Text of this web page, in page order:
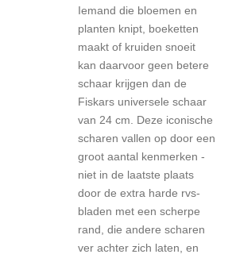
Iemand die bloemen en
planten knipt, boeketten
maakt of kruiden snoeit
kan daarvoor geen betere
schaar krijgen dan de
Fiskars universele schaar
van 24 cm. Deze iconische
scharen vallen op door een
groot aantal kenmerken -
niet in de laatste plaats
door de extra harde rvs-
bladen met een scherpe
rand, die andere scharen
ver achter zich laten, en